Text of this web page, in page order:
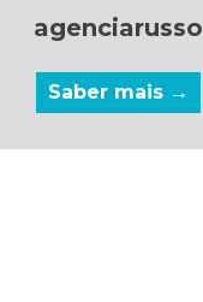
agenciarusso
Saber mais →